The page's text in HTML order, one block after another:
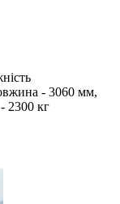
- 3060 мм,
2300 кг